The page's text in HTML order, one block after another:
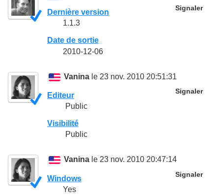
Signaler
Dernière version
1.1.3
Date de sortie
2010-12-06
Vanina le 23 nov. 2010 20:51:31
Signaler
Editeur
Public
Visibilité
Public
Vanina le 23 nov. 2010 20:47:14
Signaler
Windows
Yes